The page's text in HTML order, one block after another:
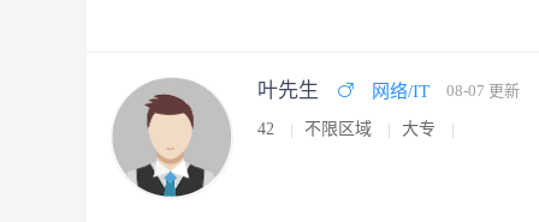
叶先生 网络/IT 08-07 更新
42 不限区域 大专